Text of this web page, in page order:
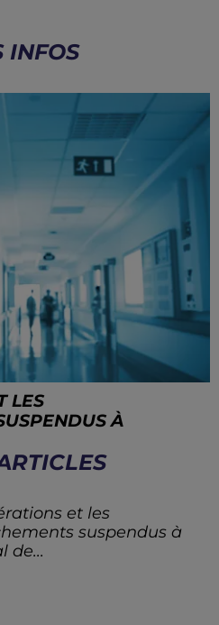
INFOS
LES
À
et les
suspendus à
de...